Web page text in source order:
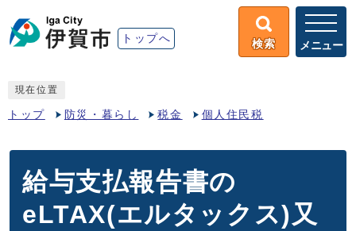
トップへ 検索 メニュー
現在位置
トップ 防災・暮らし 税金 個人住民税
給与支払報告書の
eLTAX(エルタックス)又